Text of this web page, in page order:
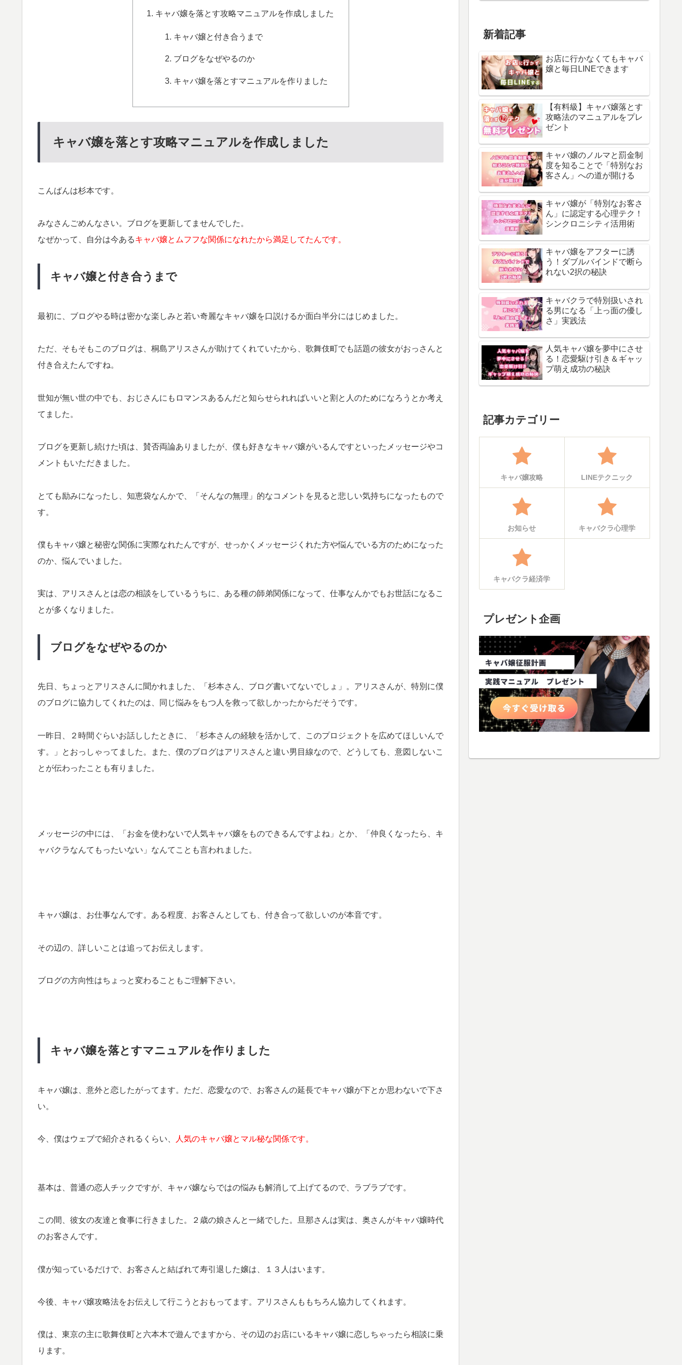
キャバ嬢を落とす攻略マニュアルを作成しました
キャバ嬢と付き合うまで
ブログをなぜやるのか
キャバ嬢を落とすマニュアルを作りました
キャバ嬢を落とす攻略マニュアルを作成しました
こんばんは杉本です。
みなさんごめんなさい。ブログを更新してませんでした。
なぜかって、自分は今あるキャバ嬢とムフフな関係になれたから満足してたんです。
キャバ嬢と付き合うまで
最初に、ブログやる時は密かな楽しみと若い奇麗なキャバ嬢を口説けるか面白半分にはじめました。
ただ、そもそもこのブログは、桐島アリスさんが助けてくれていたから、歌舞伎町でも話題の彼女がおっさんと
付き合えたんですね。
世知が無い世の中でも、おじさんにもロマンスあるんだと知らせられればいいと割と人のためになろうとか考え
てました。
ブログを更新し続けた頃は、 賛否両論ありましたが、 僕も好きなキャバ嬢がいるんですといった メッセージやコ
メントもいただきました。
とても励みになったし、 知恵袋なんかで、「そんなの無理」的なコメントを見ると悲しい気持ちになったもので
す。
僕もキャバ嬢と秘密な関係に実際なれたんですが、 せっかくメッセージくれた方や悩んでいる方のためになった
のか、悩んでいました。
実は、アリスさんとは恋の相談をしているうちに、 ある種の師弟関係になって、仕事なんかでもお世話になるこ
とが多くなりました。
ブログをなぜやるのか
先日、ちょっとアリスさんに聞かれました、 「杉本さん、ブログ書いてないでしょ」。 アリスさんが、特別に僕
のブログに協力してくれたのは、
同じ悩みをもつ人を救って欲しかったからだそうです。
一昨日、２時間ぐらいお話ししたときに、 「杉本さんの経験を活かして、このプロジェクトを広めてほしいんで
す。」とおっしゃってました。
また、僕のブログはアリスさんと違い男目線なので、
どうしても、意図しないこ
とが伝わったことも有りました。
メッセージの中には、「お金を使わないで 人気キャバ嬢をものできるんですよね」とか、
「仲良くなったら、キ
ャバクラなんてもったいない」 なんてことも言われました。
キャバ嬢は、お仕事なんです。 ある程度、お客さんとしても、 付き合って欲しいのが本音です。
その辺の、詳しいことは追ってお伝えします。
ブログの方向性はちょっと変わることも ご理解下さい。
キャバ嬢を落とすマニュアルを作りました
キャバ嬢は、 意外と恋したがってます。 ただ、恋愛なので、お客さんの延長でキャバ嬢が下とか思わないで下さ
い。
今、僕はウェブで紹介されるくらい、 人気のキャバ嬢とマル秘な関係です。
基本は、普通の恋人チックですが、キャバ嬢ならではの悩みも解消して上げてるので、ラブラブです。
この間、彼女の友達と食事に行きました。 ２歳の娘さんと一緒でした。
旦那さんは実は、奥さんがキャバ嬢時代
のお客さんです。
僕が知っているだけで、 お客さんと結ばれて寿引退した嬢は、 １３人はいます。
今後、キャバ嬢攻略法をお伝えして行こうとおもってます。 アリスさんももちろん協力してくれます。
僕は、東京の主に歌舞伎町と六本木で遊んでますから、その辺のお店にいるキャバ嬢に恋しちゃったら相談に乗
ります。
新着記事
お店に行かなくてもキャバ
嬢と毎日LINEできます
【有料級】キャバ嬢落とす
攻略法のマニュアルをプレ
ゼント
キャバ嬢のノルマと罰金制
度を知ることで「特別なお
客さん」への道が開ける
キャバ嬢が「特別なお客さ
ん」に認定する心理テク！
シンクロニシティ活用術
キャバ嬢をアフターに誘
う！ダブルバインドで断ら
れない2択の秘訣
キャバクラで特別扱いされ
る男になる「上っ面の優し
さ」実践法
人気キャバ嬢を夢中にさせ
る！恋愛駆け引き＆ギャッ
プ萌え成功の秘訣
記事カテゴリー
キャバ嬢攻略 LINEテクニック
お知らせ キャバクラ心理学
キャバクラ経済学
プレゼント企画